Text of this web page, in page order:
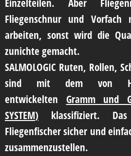
Einzelteilen. Aber
Fliegenschnur und Vorfach
arbeiten, sonst wird die
zunichte gemacht.
SALMOLOGIC Ruten, Rollen,
sind mit dem von
entwickelten Gramm und
SYSTEM) klassifiziert.
Fliegenfischer sicher und
zusammenzustellen.